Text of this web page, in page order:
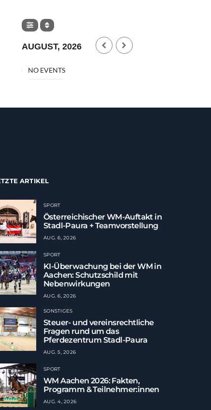
Steuer- und vereinsrechtliche
Fragen rund um das
Pferdezentrum Stadl-Paura
AUG. 5, 2026
AUGUST, 2026
NO EVENTS
ARTIKEL
SPORT
Österreichischer WM-Auftakt in
Stadl-Paura + Teamvorstellung
AUG. 6, 2026
SPORT
KI-Überwachung bei der WM in
Aachen: Schutzschild mit
Nebenwirkungen
AUG. 6, 2026
SONSTIGES
Steuer- und vereinsrechtliche
Fragen rund um das
Pferdezentrum Stadl-Paura
AUG. 5, 2026
SPORT
WM Aachen 2026: Fakten,
Programm & Teilnehmer:innen
AUG. 4, 2026